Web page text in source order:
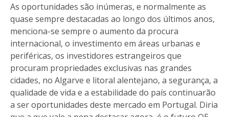
As oportunidades são inúmeras, e normalmente as
quase sempre destacadas ao longo dos últimos anos,
menciona-se sempre o aumento da procura
internacional, o investimento em áreas urbanas e
periféricas, os investidores estrangeiros que
procuram propriedades exclusivas nas grandes
cidades, no Algarve e litoral alentejano, a segurança, a
qualidade de vida e a estabilidade do país continuarão
a ser oportunidades deste mercado em Portugal. Diria